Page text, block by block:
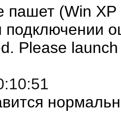
пашет (Win XP
Please